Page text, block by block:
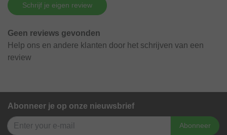
Schrijf je eigen review
Geen reviews gevonden
Help ons en andere klanten door het schrijven van een
review
Abonneer je op onze nieuwsbrief
Abonneer